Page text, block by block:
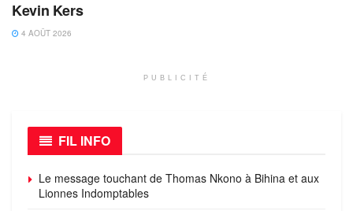
Kevin Kers
4 AOÛT 2026
PUBLICITÉ
FIL INFO
Le message touchant de Thomas Nkono à Bihina et aux
Lionnes Indomptables